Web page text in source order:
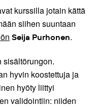
kurssilla jotain kättä
siihen suuntaan
Seija Purhonen.
sisältörungon.
hyvin koostettuja ja
hyöty liittyi
validointiin: niiden